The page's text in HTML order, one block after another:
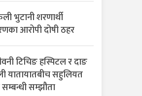
भुटानी शरणार्थी
आरोपी दोषी ठहर
टिचिङ हस्पिटल र दाङ
यातायातबीच सहुलियत
सम्झौता